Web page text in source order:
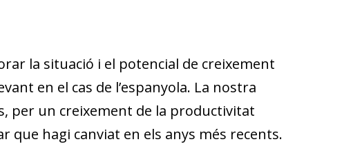
la situació i el potencial de creixement
en el cas de l’espanyola. La nostra
per un creixement de la productivitat
que hagi canviat en els anys més recents.